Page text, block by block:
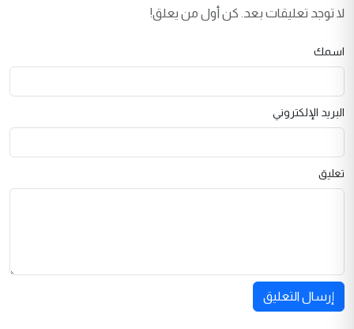
لا توجد تعليقات بعد. كن أول من يعلق!
اسمك
البريد الإلكتروني
تعليق
إرسال التعليق